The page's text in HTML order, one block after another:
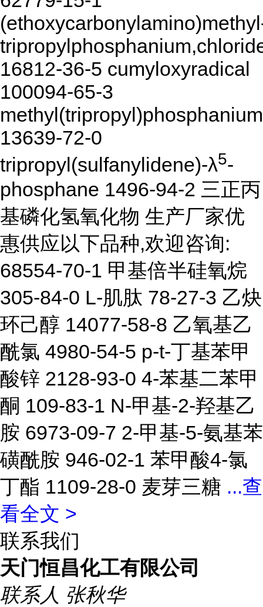
16812-36-5 cumyloxyradical
100094-65-3
13639-72-0
tripropyl(sulfanylidene)-λ5-
phosphane 1496-94-2 三正丙
基磷化氢氧化物 生产厂家优
惠供应以下品种,欢迎咨询:
68554-70-1 甲基倍半硅氧烷
305-84-0 L-肌肽 78-27-3 乙炔
环己醇 14077-58-8 乙氧基乙
酰氯 4980-54-5 p-t-丁基苯甲
酸锌 2128-93-0 4-苯基二苯甲
酮 109-83-1 N-甲基-2-羟基乙
胺 6973-09-7 2-甲基-5-氨基苯
磺酰胺 946-02-1 苯甲酸4-氯
丁酯 1109-28-0 麦芽三糖 ...查
看全文 >
联系我们
天门恒昌化工有限公司
联系人 张秋华